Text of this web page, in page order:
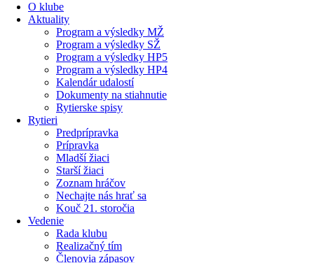
O klube
Aktuality
Program a výsledky MŽ
Program a výsledky SŽ
Program a výsledky HP5
Program a výsledky HP4
Kalendár udalostí
Dokumenty na stiahnutie
Rytierske spisy
Rytieri
Predprípravka
Prípravka
Mladší žiaci
Starší žiaci
Zoznam hráčov
Nechajte nás hrať sa
Kouč 21. storočia
Vedenie
Rada klubu
Realizačný tím
Členovia zápasov